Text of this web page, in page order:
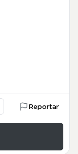
Reportar